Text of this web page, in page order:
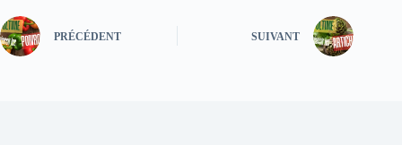
PRÉCÉDENT SUIVANT